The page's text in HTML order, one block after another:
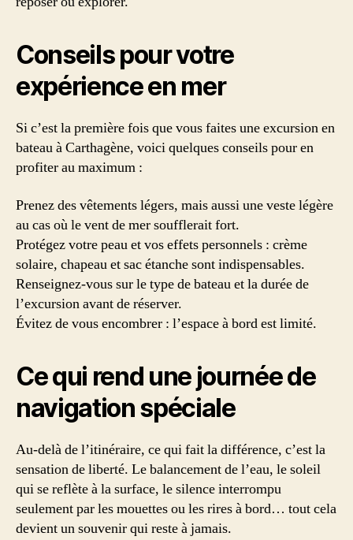
Conseils pour votre
expérience en mer
Si c’est la première fois que vous faites une excursion en
bateau à Carthagène, voici quelques conseils pour en
profiter au maximum :
Prenez des vêtements légers, mais aussi une veste légère
au cas où le vent de mer soufflerait fort.
Protégez votre peau et vos effets personnels : crème
solaire, chapeau et sac étanche sont indispensables.
Renseignez-vous sur le type de bateau et la durée de
l’excursion avant de réserver.
Évitez de vous encombrer : l’espace à bord est limité.
Ce qui rend une journée de
navigation spéciale
Au-delà de l’itinéraire, ce qui fait la différence, c’est la
sensation de liberté. Le balancement de l’eau, le soleil
qui se reflète à la surface, le silence interrompu
seulement par les mouettes ou les rires à bord… tout cela
devient un souvenir qui reste à jamais.